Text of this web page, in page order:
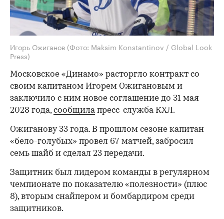
Игорь Ожиганов (Фото: Maksim Konstantinov / Global Look
Press)
Московское «Динамо» расторгло контракт со
своим капитаном Игорем Ожигановым и
заключило с ним новое соглашение до 31 мая
2028 года,сообщилапресс-служба КХЛ.
Ожиганову 33 года. В прошлом сезоне капитан
«бело-голубых» провел 67 матчей, забросил
семь шайб и сделал 23 передачи.
Защитник был лидером команды в регулярном
чемпионате по показателю «полезности» (плюс
8), вторым снайпером и бомбардиром среди
защитников.